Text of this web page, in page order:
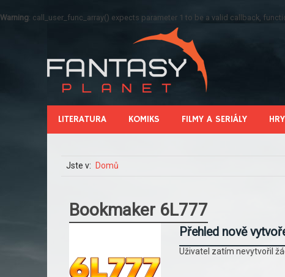
Warning: call_user_func_array() expects parameter 1 to be a valid callback,
LITERATURA KOMIKS FILMY A SERIÁLY HRY
Jste v: Domů
Bookmaker 6L777
Přehled nově
Uživatel zatím nevytvořil